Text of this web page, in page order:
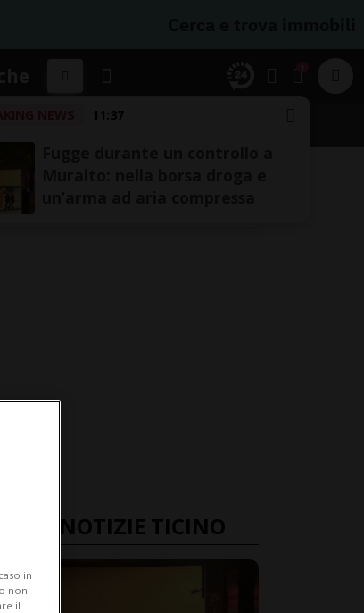
11:37
NOTIZIE TICINO
in
non
il